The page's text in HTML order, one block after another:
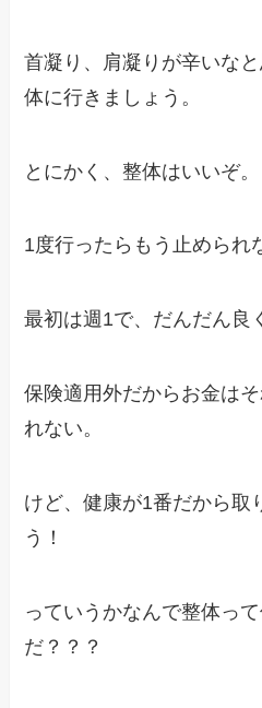
首凝り、肩凝りが辛いな
体に行きましょう。
とにかく、整体はいいぞ。
1度行ったらもう止められ
最初は週1で、だんだん良
保険適用外だからお金は
れない。
けど、健康が1番だから取
う！
っていうかなんで整体っ
だ？？？